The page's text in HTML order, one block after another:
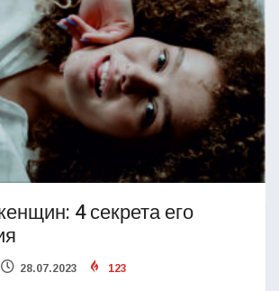
4 секрета его
28.07.2023 123